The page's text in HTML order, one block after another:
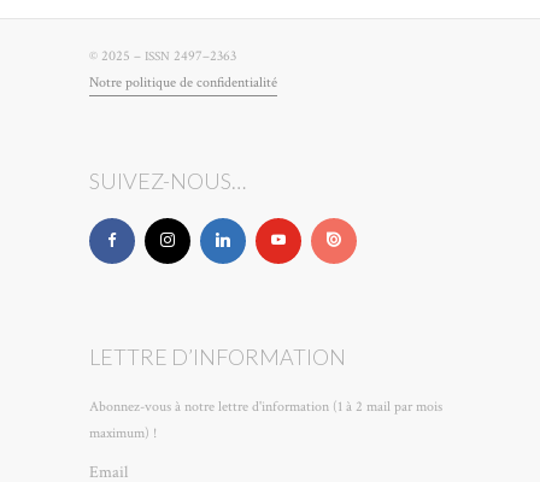
© 2025 – ISSN 2497–2363
Notre poli­tique de confidentialité
SUIVEZ-NOUS…
LETTRE D’INFORMATION
Abonnez-vous à notre lettre d'information (1 à 2 mail par mois
maximum) !
Email